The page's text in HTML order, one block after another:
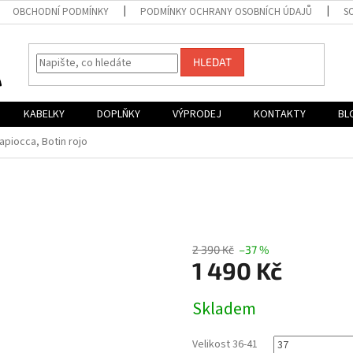
OBCHODNÍ PODMÍNKY PODMÍNKY OCHRANY OSOBNÍCH ÚDAJŮ
HLEDAT
KABELKY DOPLŇKY VÝPRODEJ KONTAKTY
Botin rojo
2 390 Kč –37 %
1 490 Kč
cena:
Skladem
Velikost 36-41